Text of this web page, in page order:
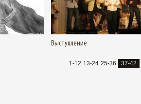
Увеличить
Подробнее
Выступление
1-12 13-24 25-36 37-42